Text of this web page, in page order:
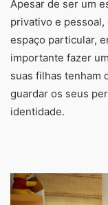
Apesar de ser um
privativo e pessoal,
espaço particular,
importante fazer
suas filhas tenham
guardar os seus
identidade.